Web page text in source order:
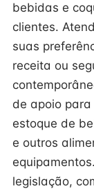
bebidas e
clientes.
suas
receita ou
de apoio
estoque de
e outros
legislação,